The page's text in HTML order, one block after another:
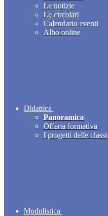
Le notizie
Le circolari
Calendario eventi
Albo online
Didattica
Panoramica
Offerta formativa
I progetti delle classi
Modulistica